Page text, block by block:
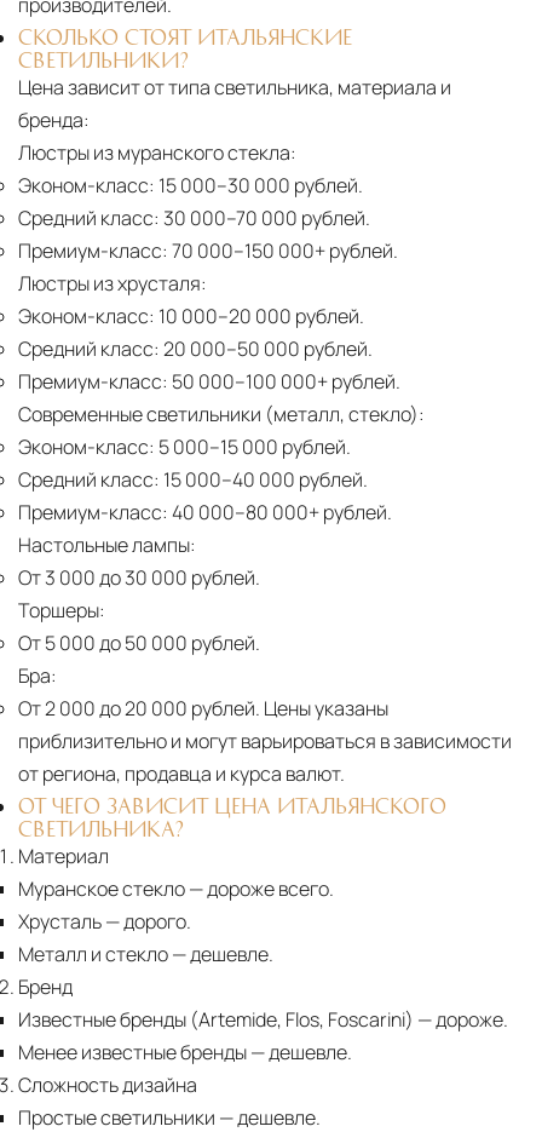
СКОЛЬКО СТОЯТ ИТАЛЬЯНСКИЕ
СВЕТИЛЬНИКИ?
Цена зависит от типа светильника, материала и
бренда:
Люстры из муранского стекла:
Эконом-класс: 15 000–30 000 рублей.
Средний класс: 30 000–70 000 рублей.
Премиум-класс: 70 000–150 000+ рублей.
Люстры из хрусталя:
Эконом-класс: 10 000–20 000 рублей.
Средний класс: 20 000–50 000 рублей.
Премиум-класс: 50 000–100 000+ рублей.
Современные светильники (металл, стекло):
Эконом-класс: 5 000–15 000 рублей.
Средний класс: 15 000–40 000 рублей.
Премиум-класс: 40 000–80 000+ рублей.
Настольные лампы:
От 3 000 до 30 000 рублей.
Торшеры:
От 5 000 до 50 000 рублей.
Бра:
От 2 000 до 20 000 рублей. Цены указаны
приблизительно и могут варьироваться в зависимости
от региона, продавца и курса валют.
ОТ ЧЕГО ЗАВИСИТ ЦЕНА ИТАЛЬЯНСКОГО
СВЕТИЛЬНИКА?
Материал
Муранское стекло— дороже всего.
Хрусталь— дорого.
Металл и стекло— дешевле.
Бренд
Известные бренды (Artemide, Flos, Foscarini) — дороже.
Менее известные бренды— дешевле.
Сложность дизайна
Простые светильники — дешевле.